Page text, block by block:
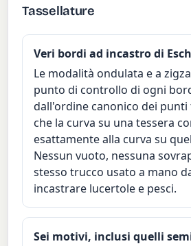
Tassellature
Veri bordi ad incastro di
Le modalità ondulata e a
punto di controllo di ogni
dall'ordine canonico dei
che la curva su una tessera
esattamente alla curva su
Nessun vuoto, nessuna
stesso trucco usato a mano
incastrare lucertole e pesci.
Sei motivi, inclusi quelli